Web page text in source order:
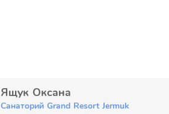
Ящук Оксана
Санаторий Grand Resort Jermuk